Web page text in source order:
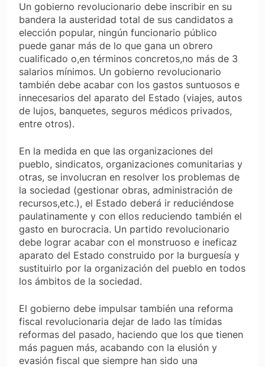
Un gobierno revolucionario debe inscribir en su
bandera la austeridad total de sus candidatos a
elección popular, ningún funcionario público
puede ganar más de lo que gana un obrero
cualificado o,en términos concretos,no más de 3
salarios mínimos. Un gobierno revolucionario
también debe acabar con los gastos suntuosos e
innecesarios del aparato del Estado (viajes, autos
de lujos, banquetes, seguros médicos privados,
entre otros).
En la medida en que las organizaciones del
pueblo, sindicatos, organizaciones comunitarias y
otras, se involucran en resolver los problemas de
la sociedad (gestionar obras, administración de
recursos,etc.), el Estado deberá ir reduciéndose
paulatinamente y con ellos reduciendo también el
gasto en burocracia. Un partido revolucionario
debe lograr acabar con el monstruoso e ineficaz
aparato del Estado construido por la burguesía y
sustituirlo por la organización del pueblo en todos
los ámbitos de la sociedad.
El gobierno debe impulsar también una reforma
fiscal revolucionaria dejar de lado las tímidas
reformas del pasado, haciendo que los que tienen
más paguen más, acabando con la elusión y
evasión fiscal que siempre han sido una